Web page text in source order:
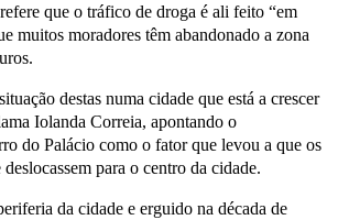
que o tráfico de droga é ali feito “em
muitos moradores têm abandonado a zona
destas numa cidade que está a crescer
Iolanda Correia, apontando o
do Palácio como o fator que levou a que os
para o centro da cidade.
da cidade e erguido na década de